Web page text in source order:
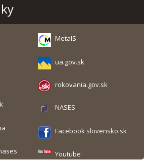
MetaIS
ua.gov.sk
rokovania.gov.sk
NASES
Facebook slovensko.sk
Youtube